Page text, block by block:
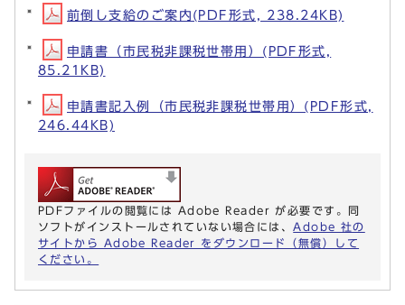
前倒し支給のご案内(PDF形式, 238.24KB)
申請書（市民税非課税世帯用）(PDF形式,
85.21KB)
申請書記入例（市民税非課税世帯用）(PDF形式,
246.44KB)
PDFファイルの閲覧には Adobe Reader が必要です。同
ソフトがインストールされていない場合には、 Adobe 社の
サイトから Adobe Reader をダウンロード（無償）して
ください。